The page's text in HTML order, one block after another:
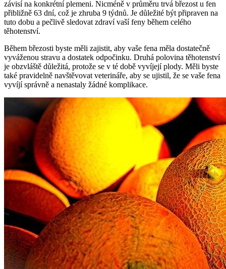
závisí na konkrétní plemeni. Nicméně v průměru trvá březost u fen
přibližně 63 dní, což je zhruba 9 týdnů. Je důležité být připraven na
tuto dobu a pečlivě sledovat zdraví vaší feny během celého
těhotenství.
Během březosti byste měli zajistit, aby vaše fena měla dostatečně
vyváženou stravu a dostatek odpočinku. Druhá polovina těhotenství
je obzvláště důležitá, protože se v té době vyvíjejí plody. Měli byste
také pravidelně navštěvovat veterináře, aby se ujistil, že se vaše fena
vyvíjí správně a nenastaly žádné komplikace.